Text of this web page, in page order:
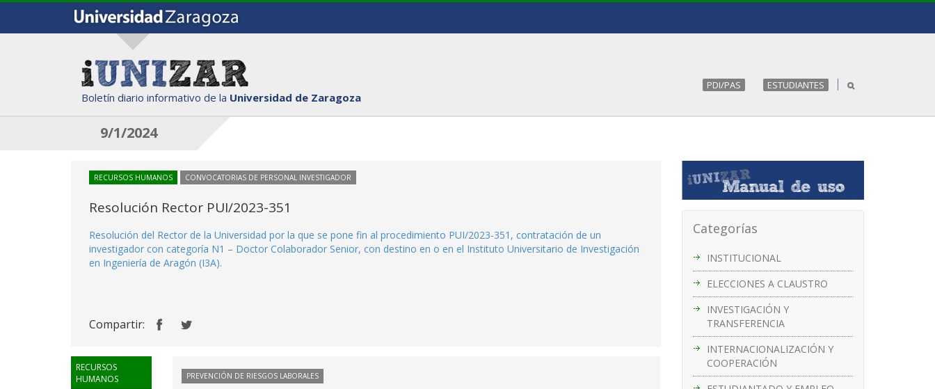
Boletín diario informativo de la Universidad de Zaragoza
PDI/PAS ESTUDIANTES
9/1/2024
Categorías
INSTITUCIONAL
ELECCIONES A CLAUSTRO
INVESTIGACIÓN Y
TRANSFERENCIA
INTERNACIONALIZACIÓN Y
COOPERACIÓN
RECURSOS HUMANOS CONVOCATORIAS DE PERSONAL INVESTIGADOR
Resolución Rector PUI/2023-351
Resolución del Rector de la Universidad por la que se pone fin al procedimiento PUI/2023-351, contratación de un
investigador con categoría N1 – Doctor Colaborador Senior, con destino en o en el Instituto Universitario de Investigación
en Ingeniería de Aragón (I3A).
Compartir:
RECURSOS
HUMANOS
PREVENCIÓN DE RIESGOS LABORALES